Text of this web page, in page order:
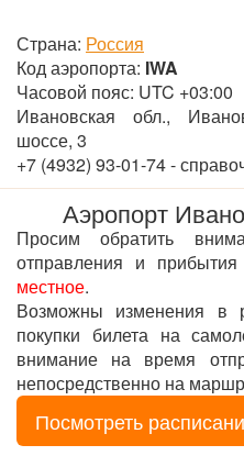
Страна: Россия
Код аэропорта: IWA
Часовой пояс: UTC +03:00
Ивановская обл.,
шоссе, 3
+7 (4932) 93-01-74 -
Аэропорт
Просим обратить
отправления и
местное.
Возможны изменения в
покупки билета на
внимание на время
непосредственно на
Посмотреть